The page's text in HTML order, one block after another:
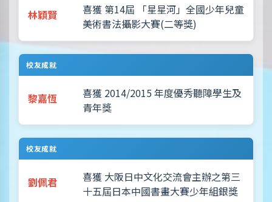
林穎賢
喜獲 第14屆 「星星河」全國少年兒童
美術書法攝影大賽(二等獎)
校友成就
黎嘉恆
喜獲 2014/2015 年度優秀聽障學生及
青年獎
校友成就
劉佩君
喜獲 大阪日中文化交流會主辦之第三
十五屆日本中國書畫大賽少年組銀獎